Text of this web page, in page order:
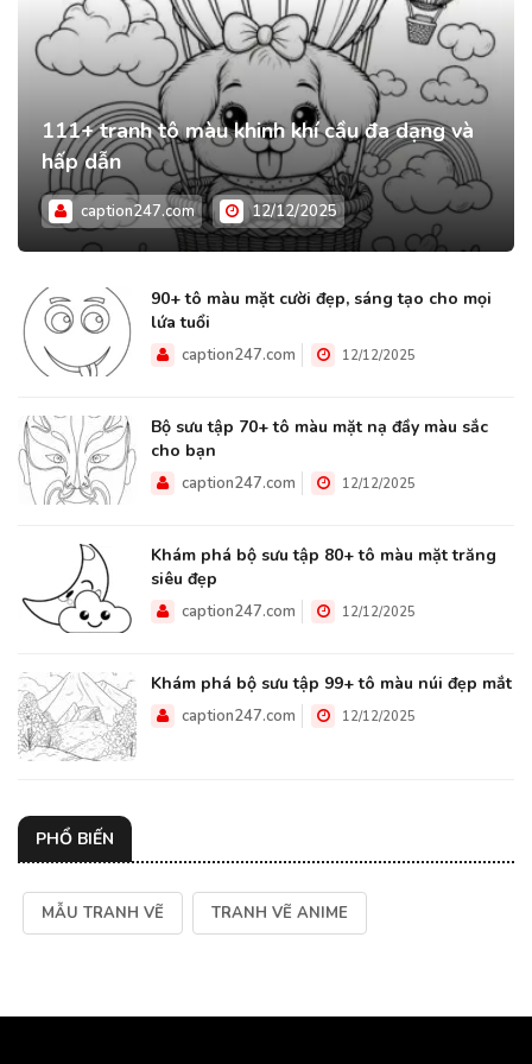
111+ tranh tô màu khinh khí cầu đa dạng và
hấp dẫn
caption247.com 12/12/2025
90+ tô màu mặt cười đẹp, sáng tạo cho mọi
lứa tuổi
caption247.com 12/12/2025
Bộ sưu tập 70+ tô màu mặt nạ đầy màu sắc
cho bạn
caption247.com 12/12/2025
Khám phá bộ sưu tập 80+ tô màu mặt trăng
siêu đẹp
caption247.com 12/12/2025
Khám phá bộ sưu tập 99+ tô màu núi đẹp mắt
caption247.com 12/12/2025
PHỔ BIẾN
MẪU TRANH VẼ TRANH VẼ ANIME